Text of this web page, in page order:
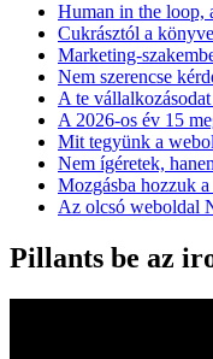
Human in the loop,
Cukrásztól a
Marketing-
Nem szerencse
A te
A 2026-os év 15
Mit tegyünk a
Nem ígéretek,
Mozgásba hozzuk
Az olcsó weboldal
Pillants be az